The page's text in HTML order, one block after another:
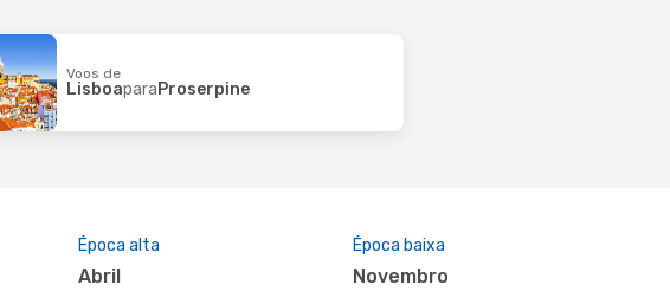
Voos de
LisboaparaProserpine
Época alta
abril
Época baixa
novembro